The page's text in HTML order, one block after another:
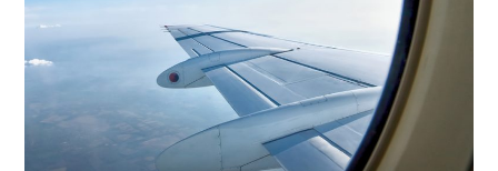
בית
המשפט
חייב
אותה
בפיצוי?